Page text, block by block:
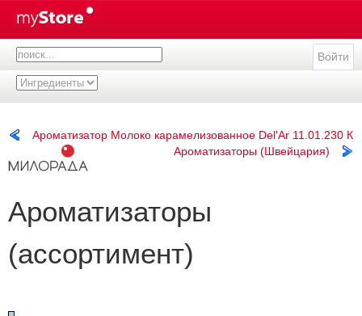
Войти
Ароматизатор Молоко карамелизованное Del'Ar 11.01.230 К
Ароматизаторы (Швейцария)
Ароматизаторы
(ассортимент)